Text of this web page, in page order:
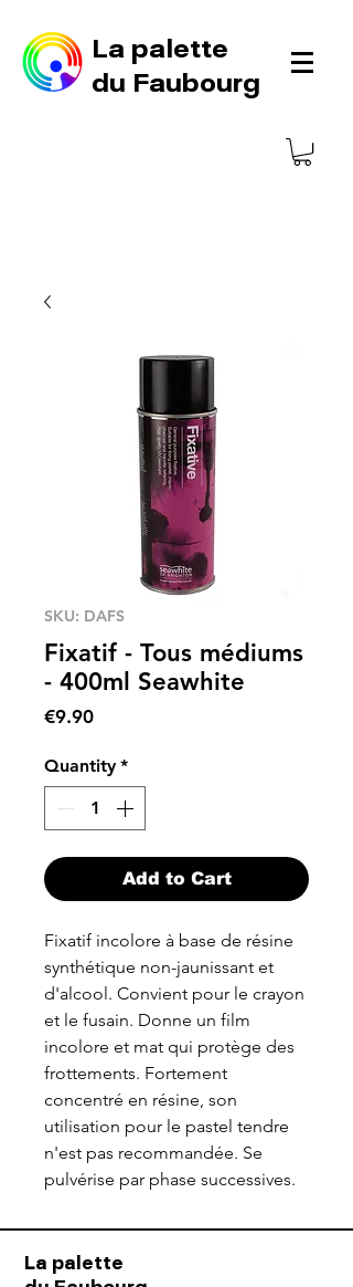
La palette
du Faubourg
SKU: DAFS
Fixatif - Tous médiums
- 400ml Seawhite
€9.90Price
Quantity *
Add to Cart
Fixatif incolore à base de résine
synthétique non-jaunissant et
d'alcool. Convient pour le crayon
et le fusain. Donne un film
incolore et mat qui protège des
frottements. Fortement
concentré en résine, son
utilisation pour le pastel tendre
n'est pas recommandée. Se
pulvérise par phase successives.
La palette